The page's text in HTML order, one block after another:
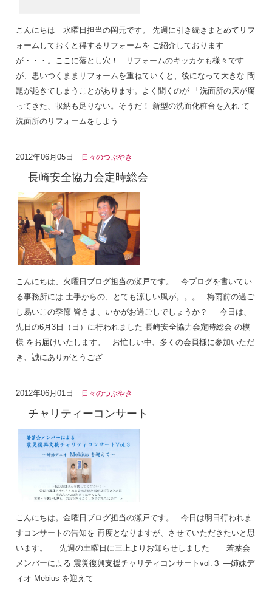
こんにちは 水曜日担当の岡元です。 先週に引き続きまとめてリフ
ォームしておくと得するリフォームを ご紹介しております
が・・・。ここに落とし穴！ リフォームのキッカケも様々です
が、思いつくままリフォームを重ねていくと、後になって大きな 問
題が起きてしまうことがあります。よく聞くのが 「洗面所の床が腐
ってきた、収納も足りない。そうだ！ 新型の洗面化粧台を入れ て
洗面所のリフォームをしよう
2012年06月05日 日々のつぶやき
長崎安全協力会定時総会
こんにちは、火曜日ブログ担当の瀬戸です。 今ブログを書いてい
る事務所には 土手からの、とても涼しい風が。。。 梅雨前の過ご
し易いこの季節 皆さま、いかがお過ごしでしょうか？ 今日は、
先日の6月3日（日）に行われました 長崎安全協力会定時総会 の模
様 をお届けいたします。 お忙しい中、多くの会員様に参加いただ
き、誠にありがとうござ
2012年06月01日 日々のつぶやき
チャリティーコンサート
こんにちは。金曜日ブログ担当の瀬戸です。 今日は明日行われま
すコンサートの告知を 再度となりますが、させていただきたいと思
います。 先週の土曜日に三上よりお知らせしました 若葉会
メンバーによる 震災復興支援チャリティコンサートvol.３ ―姉妹デ
ィオ Mebius を迎えて―